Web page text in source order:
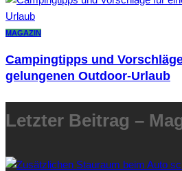
MAGAZIN
Campingtipps und
gelungenen Outdoor-Urlaub
Letzter Beitrag –